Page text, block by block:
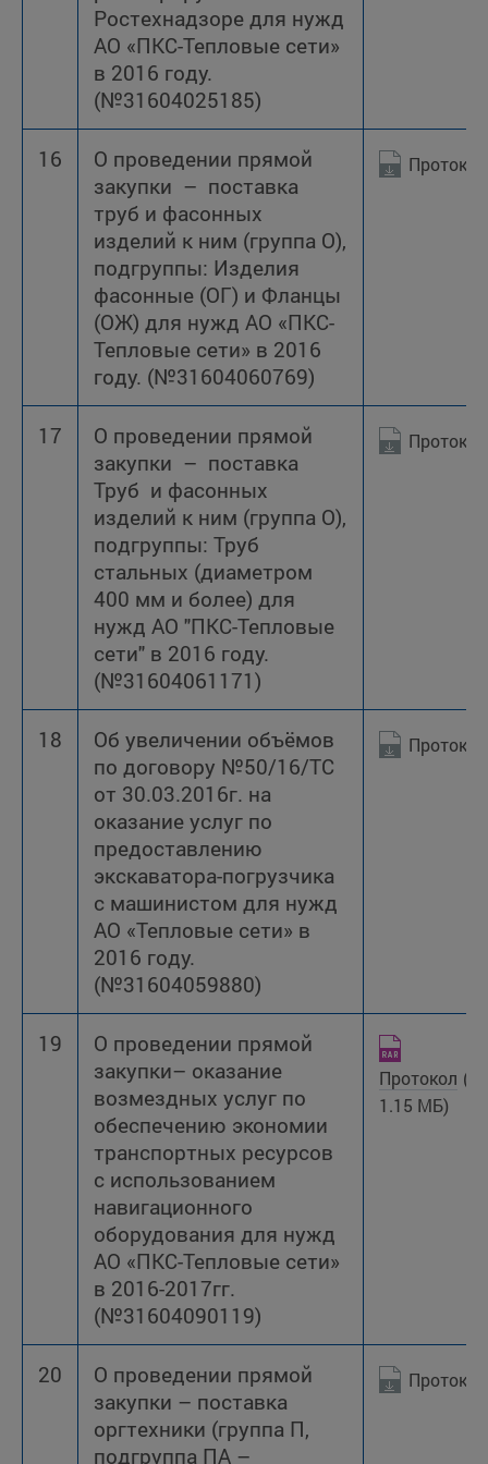
Ростехнадзоре для нужд
АО «ПКС-Тепловые сети»
в 2016 году.
(№31604025185)
16
О проведении прямой
закупки – поставка
труб и фасонных
изделий к ним (группа О),
подгруппы: Изделия
фасонные (ОГ) и Фланцы
(ОЖ) для нужд АО «ПКС-
Тепловые сети» в 2016
году. (№31604060769)
Протокол
17
О проведении прямой
закупки – поставка
Труб и фасонных
изделий к ним (группа О),
подгруппы: Труб
стальных (диаметром
400 мм и более) для
нужд АО "ПКС-Тепловые
сети" в 2016 году.
(№31604061171)
Протокол
18
Об увеличении объёмов
по договору №50/16/ТС
от 30.03.2016г. на
оказание услуг по
предоставлению
экскаватора-погрузчика
с машинистом для нужд
АО «Тепловые сети» в
2016 году.
(№31604059880)
Протокол
19
О проведении прямой
закупки– оказание
возмездных услуг по
обеспечению экономии
транспортных ресурсов
с использованием
навигационного
оборудования для нужд
АО «ПКС-Тепловые сети»
в 2016-2017гг.
(№31604090119)
Протокол
1.15 МБ)
20
О проведении прямой
закупки – поставка
оргтехники (группа П,
подгруппа ПА –
Протокол